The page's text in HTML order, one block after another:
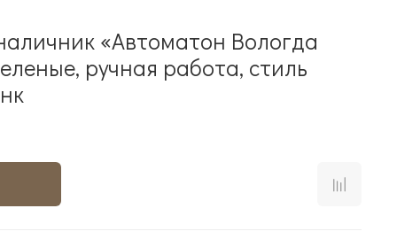
«Автоматон Вологда
ручная работа, стиль